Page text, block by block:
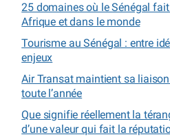
25 domaines où le Sénégal
Afrique et dans le monde
Tourisme au Sénégal : entre
enjeux
Air Transat maintient sa
toute l’année
Que signifie réellement la
d’une valeur qui fait la